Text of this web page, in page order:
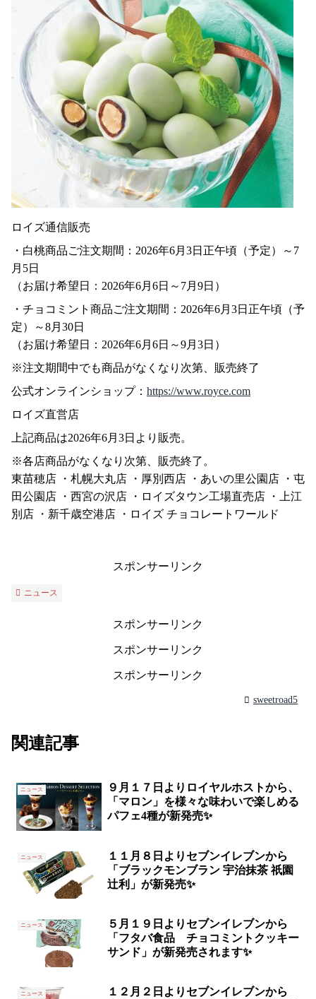
ロイズ通信販売
・白桃商品ご注文期間：2026年6月3日正午頃（予定）～7
月5日
（お届け希望日：2026年6月6日～7月9日）
・チョコミント商品ご注文期間：2026年6月3日正午頃（予
定）～8月30日
（お届け希望日：2026年6月6日～9月3日）
※注文期間中でも商品がなくなり次第、販売終了
公式オンラインショップ： https://www.royce.com
ロイズ直営店
上記商品は2026年6月3日より販売。
※各店商品がなくなり次第、販売終了。
東苗穂店 ・札幌大丸店 ・厚別西店 ・あいの里公園店 ・屯
田公園店 ・西宮の沢店 ・ロイズタウン工場直売店 ・上江
別店 ・新千歳空港店 ・ロイズ チョコレートワールド
スポンサーリンク
ニュース
スポンサーリンク
スポンサーリンク
スポンサーリンク
sweetroad5
関連記事
ニュース
９月１７日よりロイヤルホストから、
「マロン」を様々な味わいで楽しめる
パフェ4種が新発売✨
ニュース
１１月８日よりセブンイレブンから
「ブラックモンブラン 宇治抹茶 祇園
辻利」が新発売✨
ニュース
５月１９日よりセブンイレブンから
「フタバ食品 チョコミントクッキー
サンド」が新発売されます✨
ニュース
１２月２日よりセブンイレブンから